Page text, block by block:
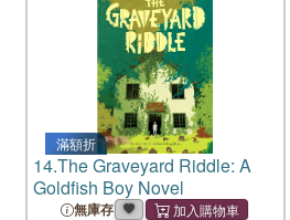
滿額折
14.The Graveyard Riddle: A
Goldfish Boy Novel
無庫存